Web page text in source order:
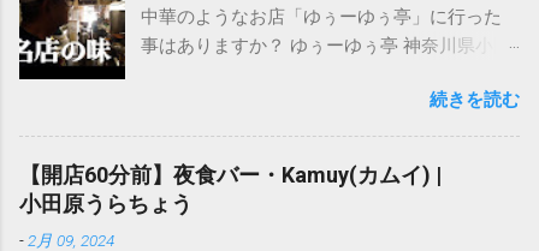
中華のようなお店「ゆぅーゆぅ亭」に行った
事はありますか？ ゆぅーゆぅ亭 神奈川県小田
亭」は小田原駅から離れていて小田急線の足
柄駅が最寄りの普段あまり通ることもない場
所にある隠れた名店なんですが、２７年間も
続いたお店はやっぱり美味しいですよね！！
モチロン価格も良心的です。 今回はそんなゆ
続きを読む
【開店60分前】夜食バー・Kamuy(カムイ) |
小田原うらちょう
- 2月 09, 2024